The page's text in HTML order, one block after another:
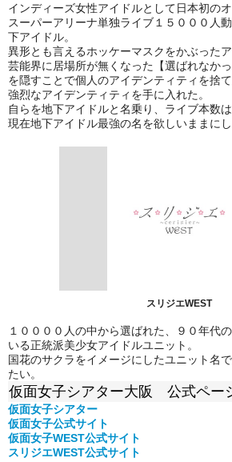
インディーズ女性アイドルとして日本初の
スーパーアリーナ単独ライブ１５０００人
下アイドル。
異形とも言えるホッケーマスクをかぶったア
芸能界に居場所が無くなった【選ばれなか
を隠すことで個人のアイデンティティを捨
強烈なアイデンティティを手に入れた。
自らを地下アイドルと名乗り、ライブ本数
現在地下アイドル最強の名を欲しいままにし
スリジエWEST
１００００人の中から選ばれた、９０年代
いる正統派美少女アイドルユニット。
国花のサクラをイメージにしたユニット名
たい。
仮面女子シアター大阪 公式ペー
仮面女子シアター
仮面女子公式サイト
仮面女子WEST公式サイト
スリジエWEST公式サイト